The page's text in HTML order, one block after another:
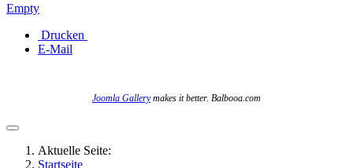
Empty
Drucken
E-Mail
Joomla Gallerymakes it better. Balbooa.com
Aktuelle Seite:
Startseite